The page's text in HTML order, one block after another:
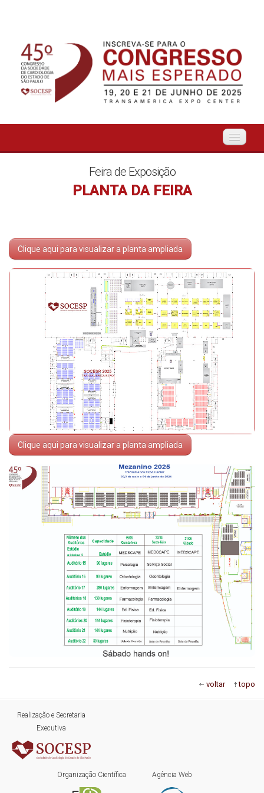
Tema Livre
Programação
Intercardio
Entrevistas
Feira de Exposição
Hospedagem
Traslado
Feira de Exposição
PLANTA DA FEIRA
Clique aqui para visualizar a planta ampliada
Clique aqui para visualizar a planta ampliada
voltar topo
Realização e Secretaria
Executiva
Organização Científica Agência Web